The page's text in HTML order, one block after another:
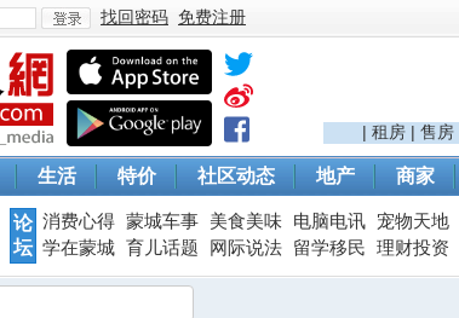
登
找回密码 免费注册
| 租房 | 售房
生活 特价 社区动态 地产 商家
论
坛
消费心得 蒙城车事 美食美味 电脑电讯 宠物天地
学在蒙城 育儿话题 网际说法 留学移民 理财投资